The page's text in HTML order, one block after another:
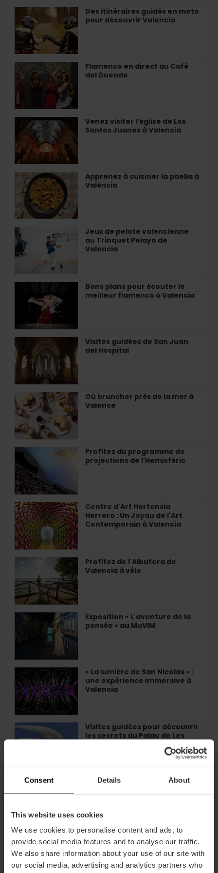
Consent Details About
This website uses cookies
We use cookies to personalise content and ads, to
provide social media features and to analyse our traffic.
We also share information about your use of our site with
our social media, advertising and analytics partners who
de
València
Des itinéraires guidés en moto
pour découvrir Valencia
itinéraires
guidés
en
moto
pour
découvrir
Valencia
Flamenco en direct au Café
del Duende
Flamenco
en
direct
Café
del
Duende
Venez visiter l’église de Los
Santos Juanes à Valencia
Venez
visiter
l’église
de
Los
Santos
Juanes
à
Valencia
Apprenez à cuisiner la paella à
València
Apprenez
à
cuisiner
la
paella
à
València
Jeux de pelote valencienne
au Trinquet Pelayo de
Valencia
Jeux
de
pelote
valencienne
Trinquet
Valencia
Bons plans pour écouter le
meilleur flamenco à Valencia
plans
pour
écouter
le
meilleur
flamenco
à
Valencia
Visites guidées de San Juan
del Hospital
Visites
guidées
de
Juan
del
Hospital
Où bruncher près de la mer à
Valence
Où
bruncher
près
de
mer
Valence
Profitez du programme de
projections de l'Hemisfèric
Profitez
du
programme
de
projections
de
l'Hemisfèric
Centre d'Art Hortensia
Herrero : Un Joyau de l'Art
Contemporain à Valencia
Centre
d'Art
Hortensia
Herrero
:
Un
de
l'Art
Contemporain
Profitez de l'Albufera de
Valencia à vélo
l'Albufera
de
Valencia
à
Exposition « L'aventure de la
pensée » au MuVIM
Exposition
L'aventure
la
pensée
au
MuVIM
« La lumière de San Nicolás » :
une expérience immersive à
Valencia
La
lumière
de
San
Nicolás
expérience
immersive
Valencia
Visites guidées pour découvrir
les secrets du Palau de Les
Visites
guidées
les
secrets
Les
Arts
Découvrez les Grottes de San
Découvrez
les
de
José,
le
secret
souterrain
Exposition permanente Musée
des Beaux-Arts de Valencia
Exposition
Musée
des